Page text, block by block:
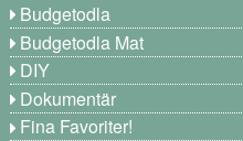
Budgetodla
Budgetodla Mat
DIY
Dokumentär
Fina Favoriter!